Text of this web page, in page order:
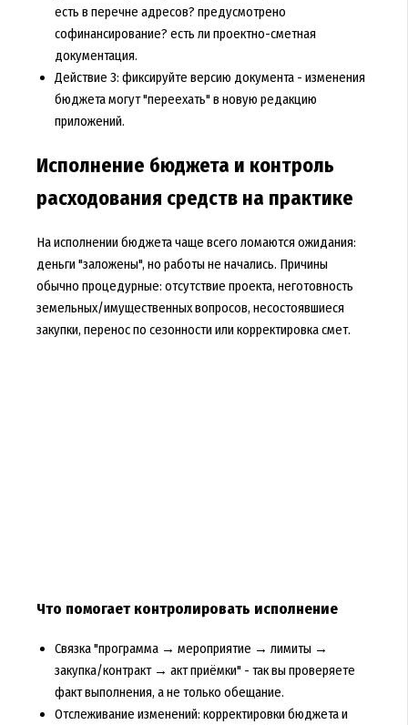
есть в перечне адресов? предусмотрено
софинансирование? есть ли проектно-сметная
документация.
Действие 3: фиксируйте версию документа - изменения
бюджета могут "переехать" в новую редакцию
приложений.
Исполнение бюджета и контроль
расходования средств на практике
На исполнении бюджета чаще всего ломаются ожидания:
деньги "заложены", но работы не начались. Причины
обычно процедурные: отсутствие проекта, неготовность
земельных/имущественных вопросов, несостоявшиеся
закупки, перенос по сезонности или корректировка смет.
Что помогает контролировать исполнение
Связка "программа → мероприятие → лимиты →
закупка/контракт → акт приёмки" - так вы проверяете
факт выполнения, а не только обещание.
Отслеживание изменений: корректировки бюджета и